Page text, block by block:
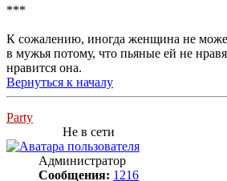
***
К сожалению, иногда женщина не
в мужья потому, что пьяные ей не
нравится она.
Вернуться к началу
Party
Не в сети
Администратор
Сообщения: 1216